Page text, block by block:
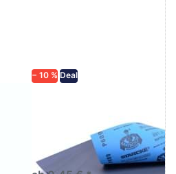
− 10 % Deal
diversen Körnungen
Nass-Schleifpapier zur nass
und trocken anwendung